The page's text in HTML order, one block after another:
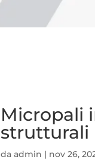
Micropali
strutturali
daadmin | nov 26,